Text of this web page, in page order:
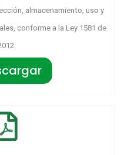
almacenamiento, uso y
conforme a la Ley 1581 de